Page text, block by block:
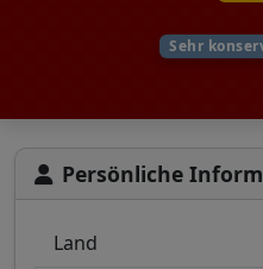
Sehr
Persönliche
Land